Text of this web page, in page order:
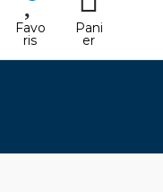
Favo
ris
Pani
er